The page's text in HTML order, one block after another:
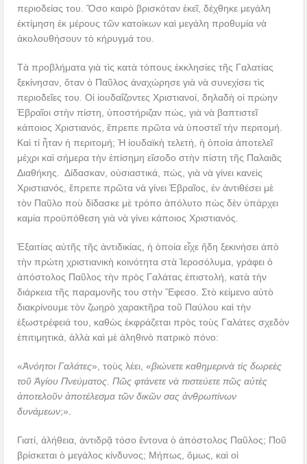
περιοδείας του. Ὅσο καιρὸ βρισκόταν ἐκεῖ, δέχθηκε μεγάλη
ἐκτίμηση ἐκ μέρους τῶν κατοίκων καὶ μεγάλη προθυμία νὰ
ἀκολουθήσουν τὸ κήρυγμά του.
Τὰ προβλήματα γιὰ τὶς κατὰ τόπους ἐκκλησίες τῆς Γαλατίας
ξεκίνησαν, ὅταν ὁ Παῦλος ἀναχώρησε γιὰ νὰ συνεχίσει τὶς
περιοδεῖες του. Οἱ ἰουδαΐζοντες Χριστιανοί, δηλαδὴ οἱ πρώην
Ἑβραῖοι στὴν πίστη, ὑποστήριζαν πώς, γιὰ νὰ βαπτιστεῖ
κάποιος Χριστιανός, ἔπρεπε πρῶτα νὰ ὑποστεῖ τὴν περιτομή.
Καὶ τί ἦταν ἡ περιτομή; Ἡ ἰουδαϊκὴ τελετή, ἡ ὁποία ἀποτελεῖ
μέχρι καὶ σήμερα τὴν ἐπίσημη εἴσοδο στὴν πίστη τῆς Παλαιᾶς
Διαθήκης. Δίδασκαν, οὐσιαστικά, πώς, γιὰ νὰ γίνει κανεὶς
Χριστιανός, ἔπρεπε πρῶτα νὰ γίνει Ἑβραῖος, ἐν ἀντιθέσει μὲ
τὸν Παῦλο ποὺ δίδασκε μὲ τρόπο ἀπόλυτο πὼς δὲν ὑπάρχει
καμία προϋπόθεση γιὰ νὰ γίνει κάποιος Χριστιανός.
Ἐξαιτίας αὐτῆς τῆς ἀντιδικίας, ἡ ὁποία εἶχε ἤδη ξεκινήσει ἀπὸ
τὴν πρώτη χριστιανικὴ κοινότητα στὰ Ἱεροσόλυμα, γράφει ὁ
ἀπόστολος Παῦλος τὴν πρὸς Γαλάτας ἐπιστολή, κατὰ τὴν
διάρκεια τῆς παραμονῆς του στὴν Ἔφεσο. Στὸ κείμενο αὐτὸ
διακρίνουμε τὸν ζωηρὸ χαρακτῆρα τοῦ Παύλου καὶ τὴν
ἐξωστρέφειά του, καθὼς ἐκφράζεται πρὸς τοὺς Γαλάτες σχεδὸν
ἐπιτιμητικά, ἀλλὰ καὶ μὲ ἀληθινὸ πατρικὸ πόνο:
«Ἀνόητοι Γαλάτες», τοὺς λέει, «βιώνετε καθημερινὰ τὶς δωρεὲς
τοῦ Ἁγίου Πνεύματος. Πῶς φτάνετε νὰ πιστεύετε πῶς αὐτὲς
ἀποτελοῦν ἀποτέλεσμα τῶν δικῶν σας ἀνθρωπίνων
δυνάμεων;».
Γιατί, ἀλήθεια, ἀντιδρᾷ τόσο ἔντονα ὁ ἀπόστολος Παῦλος; Ποῦ
βρίσκεται ὁ μεγάλος κίνδυνος; Μήπως, ὅμως, καὶ οἱ